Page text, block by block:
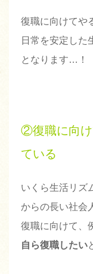
復職に向けてや
日常を安定した
となります…！
②復職に向け
ている
いくら生活リズ
からの長い社会
復職に向けて、
自ら復職したい